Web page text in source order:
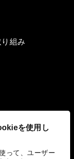
を使用し
って、ユーザー
組み